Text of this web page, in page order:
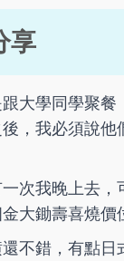
享
大學同學聚
，我必須說
次我晚上去
大鋤壽喜燒
不錯，有點